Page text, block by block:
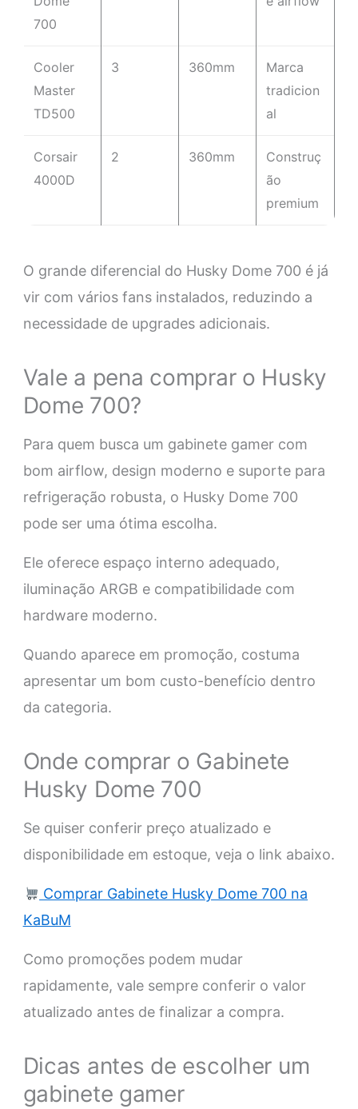
700
Cooler
Master
TD500
3 360mm
Marca
tradicion
al
Corsair
4000D
2 360mm
Construç
ão
premium
O grande diferencial do Husky Dome 700 é já
vir com vários fans instalados, reduzindo a
necessidade de upgrades adicionais.
Vale a pena comprar o Husky
Dome 700?
Para quem busca um gabinete gamer com
bom airflow, design moderno e suporte para
refrigeração robusta, o Husky Dome 700
pode ser uma ótima escolha.
Ele oferece espaço interno adequado,
iluminação ARGB e compatibilidade com
hardware moderno.
Quando aparece em promoção, costuma
apresentar um bom custo-benefício dentro
da categoria.
Onde comprar o Gabinete
Husky Dome 700
Se quiser conferir preço atualizado e
disponibilidade em estoque, veja o link abaixo.
Comprar Gabinete Husky Dome 700 na
KaBuM
Como promoções podem mudar
rapidamente, vale sempre conferir o valor
atualizado antes de finalizar a compra.
Dicas antes de escolher um
gabinete gamer